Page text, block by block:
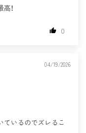
！
0
04/19/2026
ているのでズレるこ